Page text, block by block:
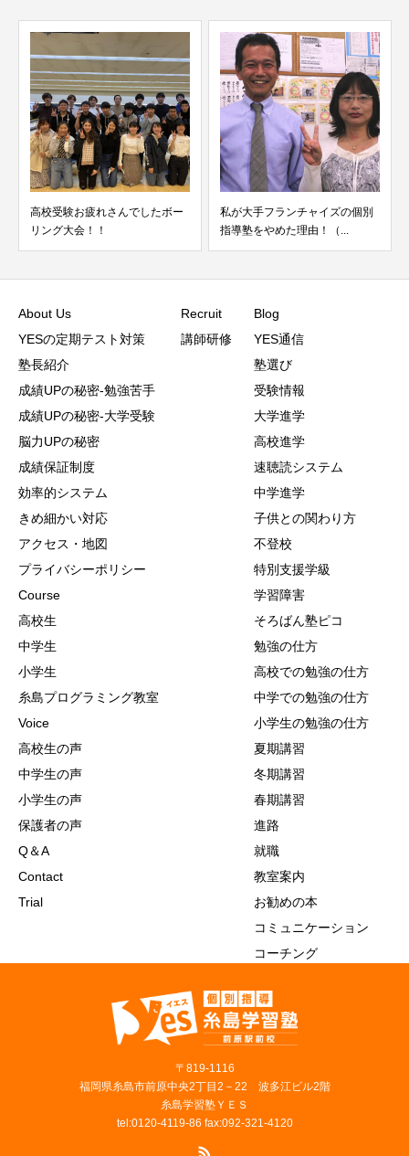
高校受験お疲れさんでしたボー
リング大会！！
私が大手フランチャイズの個別
指導塾をやめた理由！（...
About Us
YESの定期テスト対策
塾長紹介
成績UPの秘密-勉強苦手
成績UPの秘密-大学受験
脳力UPの秘密
成績保証制度
効率的システム
きめ細かい対応
アクセス・地図
プライバシーポリシー
Course
高校生
中学生
小学生
糸島プログラミング教室
Voice
高校生の声
中学生の声
小学生の声
保護者の声
Q＆A
Contact
Trial
Recruit
講師研修
Blog
YES通信
塾選び
受験情報
大学進学
高校進学
速聴読システム
中学進学
子供との関わり方
不登校
特別支援学級
学習障害
そろばん塾ピコ
勉強の仕方
高校での勉強の仕方
中学での勉強の仕方
小学生の勉強の仕方
夏期講習
冬期講習
春期講習
進路
就職
教室案内
お勧めの本
コミュニケーション
コーチング
〒819‐1116
福岡県糸島市前原中央2丁目2－22 波多江ビル2階
糸島学習塾ＹＥＳ
tel:0120-4119-86 fax:092-321-4120